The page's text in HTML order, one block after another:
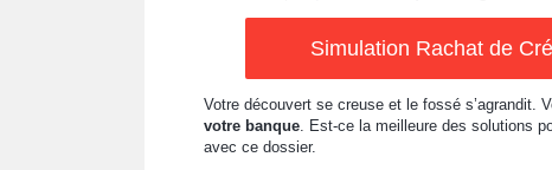
Simulation Rachat de
Votre découvert se creuse et le fossé s’agrandit.
votre banque. Est-ce la meilleure des solutions
avec ce dossier.